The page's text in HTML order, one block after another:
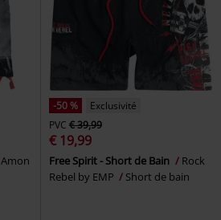
Amon
-50 %
Exclusivité
PVC € 39,99
€ 19,99
Free Spirit - Short de Bain
Rock
Rebel by EMP
Short de bain